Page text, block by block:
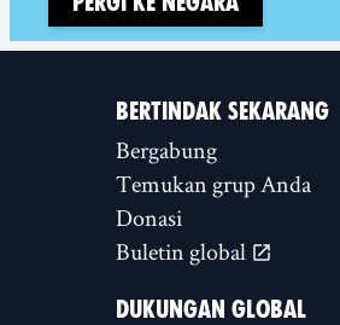
BERTINDAK SEKARANG
Bergabung
Temukan grup Anda
Donasi
Buletin global
DUKUNGAN GLOBAL